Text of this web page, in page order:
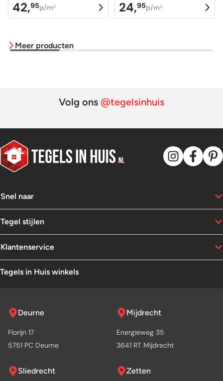
Oorspronkelijke
prijs
89,95.
42,95
Huidige
prijs
42,95.
p/m2
Oorspronkelijke
prijs
24,95
Huidige
prijs
p/m2
Meer producten
Volg ons @tegelsinhuis
Snel naar
Tegel stijlen
Klantenservice
Tegels in Huis winkels
Deurne
Florijn 17
5751 PC Deurne
Mijdrecht
Energieweg 35
3641 RT Mijdrecht
Sliedrecht Zetten